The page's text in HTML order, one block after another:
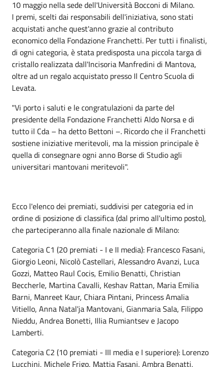
10 maggio nella sede dell'Università Bocconi di Milano.
I premi, scelti dai responsabili dell'iniziativa, sono stati
acquistati anche quest'anno grazie al contributo
economico della Fondazione Franchetti. Per tutti i finalisti,
di ogni categoria, è stata predisposta una piccola targa di
cristallo realizzata dall'Incisoria Manfredini di Mantova,
oltre ad un regalo acquistato presso Il Centro Scuola di
Levata.
"Vi porto i saluti e le congratulazioni da parte del
presidente della Fondazione Franchetti Aldo Norsa e di
tutto il Cda – ha detto Bettoni –. Ricordo che il Franchetti
sostiene iniziative meritevoli, ma la mission principale è
quella di consegnare ogni anno Borse di Studio agli
universitari mantovani meritevoli".
Ecco l'elenco dei premiati, suddivisi per categoria ed in
ordine di posizione di classifica (dal primo all'ultimo posto),
che parteciperanno alla finale nazionale di Milano:
Categoria C1 (20 premiati - I e II media): Francesco Fasani,
Giorgio Leoni, Nicolò Castellari, Alessandro Avanzi, Luca
Gozzi, Matteo Raul Cocis, Emilio Benatti, Christian
Beccherle, Martina Cavalli, Keshav Rattan, Maria Emilia
Barni, Manreet Kaur, Chiara Pintani, Princess Amalia
Vitiello, Anna Natal'ja Mantovani, Gianmaria Sala, Filippo
Nieddu, Andrea Bonetti, Illia Rumiantsev e Jacopo
Lamberti.
Categoria C2 (10 premiati - III media e I superiore): Lorenzo
Lucchini, Michele Frigo, Mattia Fasani, Ambra Benatti,